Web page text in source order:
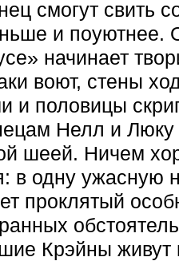
смогут свить
и поуютнее.
начинает
воют, стены
и половицы
Нелл и Люку
шеей. Ничем
в одну ужасную
проклятый
Крэйны